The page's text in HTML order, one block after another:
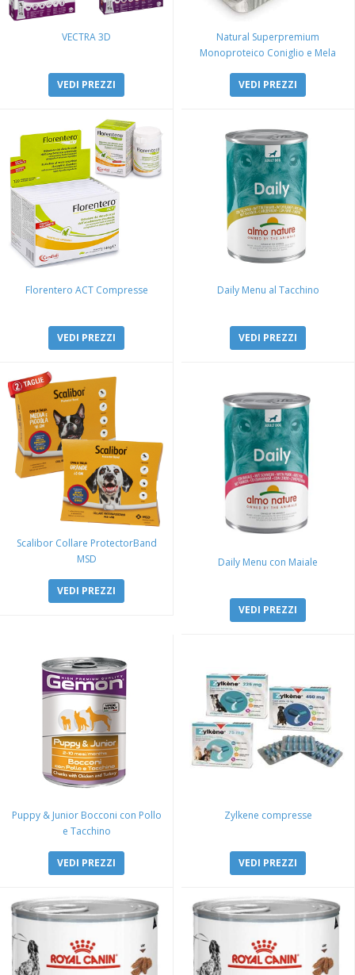
VECTRA 3D
VEDI PREZZI
Natural Superpremium
Monoproteico Coniglio e Mela
VEDI PREZZI
Florentero ACT Compresse
VEDI PREZZI
Daily Menu al Tacchino
VEDI PREZZI
Scalibor Collare ProtectorBand
MSD
VEDI PREZZI
Daily Menu con Maiale
VEDI PREZZI
Puppy & Junior Bocconi con Pollo
e Tacchino
VEDI PREZZI
Zylkene compresse
VEDI PREZZI